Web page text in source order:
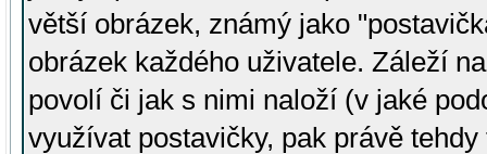
větší obrázek, známý jako
obrázek každého uživatele. Záleží
povolí či jak s nimi naloží (v jaké
využívat postavičky, pak právě